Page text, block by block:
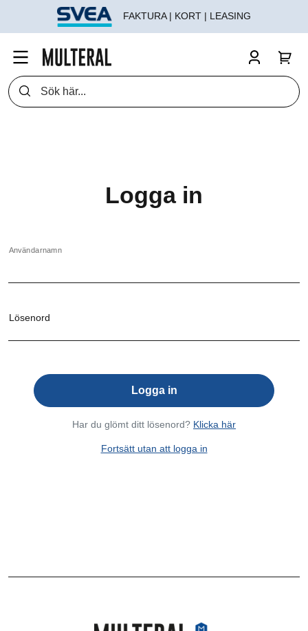
FAKTURA | KORT | LEASING
Logga in
Användarnamn
Lösenord
Har du glömt ditt lösenord? Klicka här
Fortsätt utan att logga in